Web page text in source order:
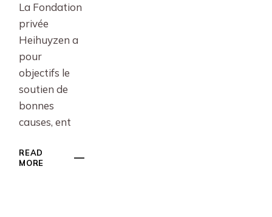
La Fondation
privée
Heihuyzen a
pour
objectifs le
soutien de
bonnes
causes, ent
READ
MORE